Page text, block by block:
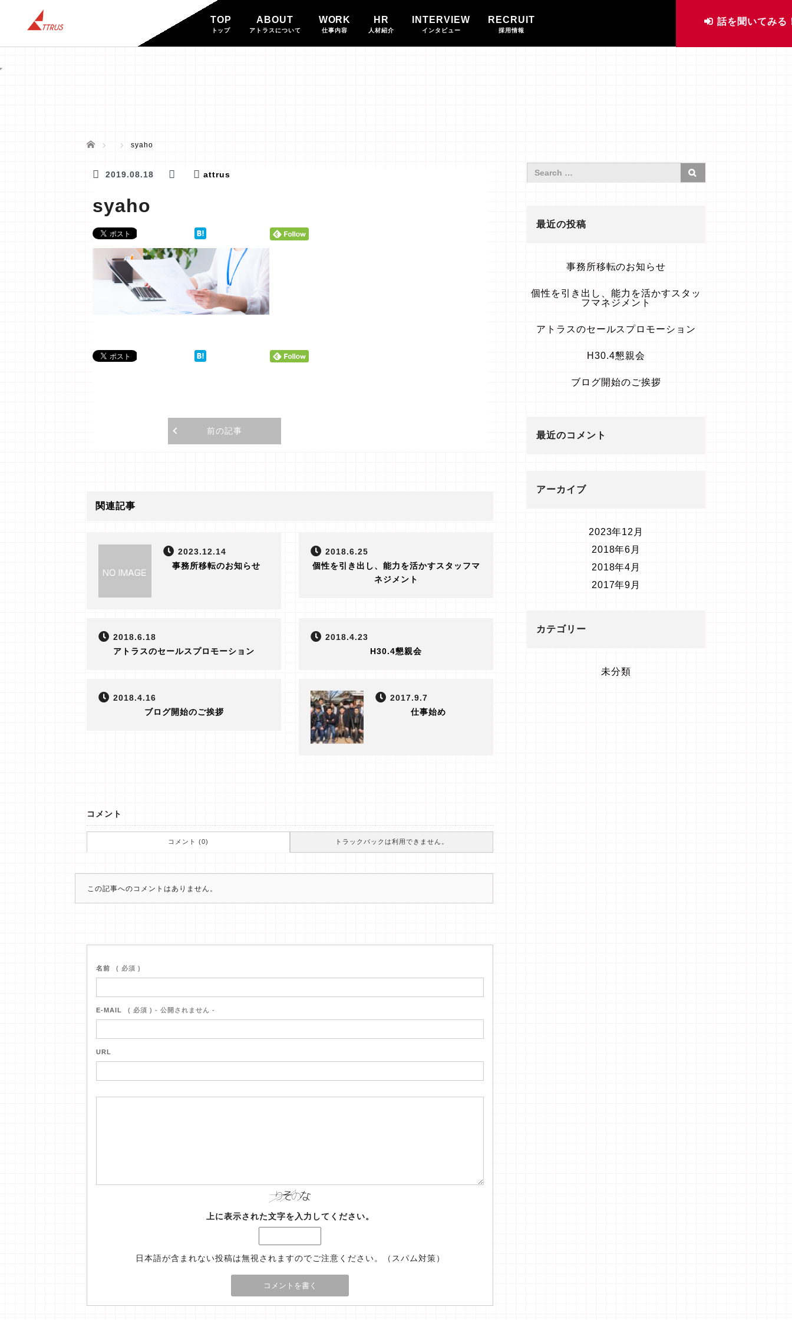
TOP
トップ
ABOUT
アトラスについて
WORK
仕事内容
HR
人材紹介
INTERVIEW
インタビュー
RECRUIT
採用情報
話を聞いてみる
ホーム syaho
2019.08.18 attrus
syaho
前の記事
関連記事
2023.12.14
事務所移転のお知らせ
2018.6.25
個性を引き出し、能力を活かすスタッフマ
ネジメント
2018.6.18
アトラスのセールスプロモーション
2018.4.23
H30.4懇親会
2018.4.16
ブログ開始のご挨拶
2017.9.7
仕事始め
コメント
コメント (0) トラックバックは利用できません。
この記事へのコメントはありません。
名前 ( 必須 )
E-MAIL ( 必須 ) - 公開されません -
URL
上に表示された文字を入力してください。
日本語が含まれない投稿は無視されますのでご注意ください。（スパム対策）
最近の投稿
事務所移転のお知らせ
個性を引き出し、能力を活かすスタッ
フマネジメント
アトラスのセールスプロモーション
H30.4懇親会
ブログ開始のご挨拶
最近のコメント
アーカイブ
2023年12月
2018年6月
2018年4月
2017年9月
カテゴリー
未分類